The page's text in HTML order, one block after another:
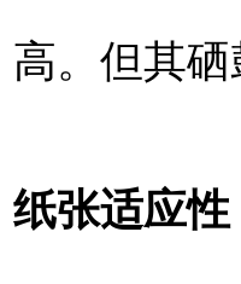
高。但其
纸张适应性